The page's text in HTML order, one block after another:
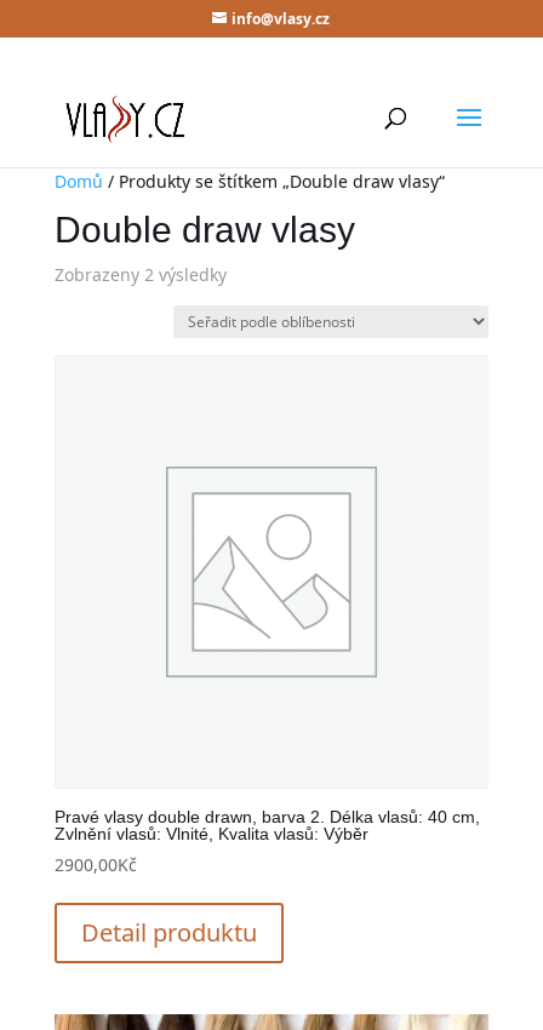
info@vlasy.cz
Domů / Produkty se štítkem „Double draw vlasy“
Double draw vlasy
Zobrazeny 2 výsledky
Pravé vlasy double drawn, barva 2. Délka vlasů: 40 cm,
Zvlnění vlasů: Vlnité, Kvalita vlasů: Výběr
2900,00Kč
Detail produktu